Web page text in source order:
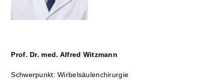
Prof. Dr. med. Alfred Witzmann
Schwerpunkt: Wirbelsäulenchirurgie